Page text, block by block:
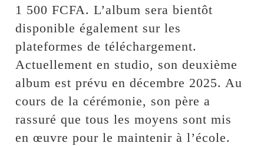
1 500 FCFA. L’album sera bientôt
disponible également sur les
plateformes de téléchargement.
Actuellement en studio, son deuxième
album est prévu en décembre 2025. Au
cours de la cérémonie, son père a
rassuré que tous les moyens sont mis
en œuvre pour le maintenir à l’école.